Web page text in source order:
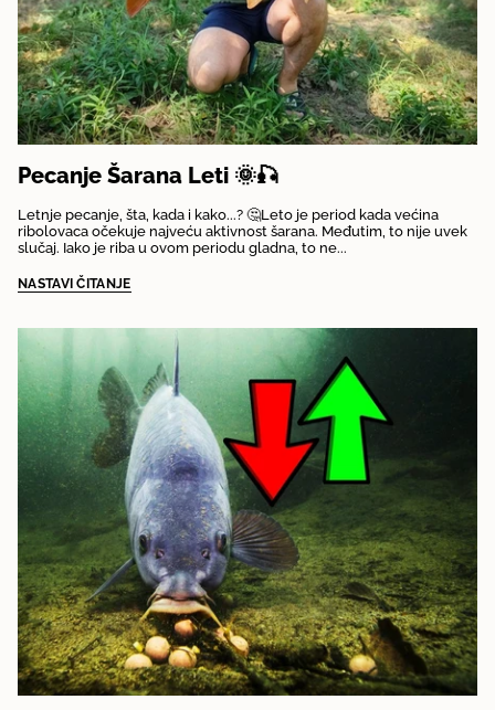
Pecanje Šarana Leti 🌞🎣
Letnje pecanje, šta, kada i kako...? 🤔Leto je period kada većina
ribolovaca očekuje najveću aktivnost šarana. Međutim, to nije uvek
slučaj. Iako je riba u ovom periodu gladna, to ne...
NASTAVI ČITANJE